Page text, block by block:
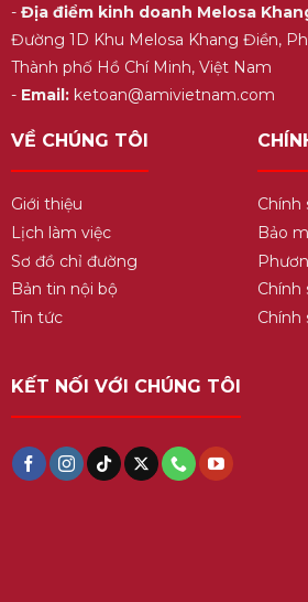
- Địa điểm kinh doanh Melosa
Đường 1D Khu Melosa Khang Điền,
Thành phố Hồ Chí Minh, Việt Nam
- Email:ketoan@amivietnam.com
VỀ CHÚNG TÔI
Giới thiệu
Lịch làm việc
Sơ đồ chỉ đường
Bản tin nội bộ
Tin tức
Chính
Bảo
Chính
Chính
KẾT NỐI VỚI CHÚNG TÔI